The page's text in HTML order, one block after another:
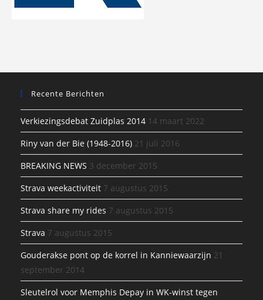
Recente Berichten
Verkiezingsdebat Zuidplas 2014 14 maart 2022
Riny van der Bie (1948-2016) 21 juli 2016
BREAKING NEWS 3 december 2015
Strava weekactiviteit 7 augustus 2015
Strava share my rides 7 augustus 2015
Strava 7 augustus 2015
Gouderakse pont op de korrel in Kanniewaarzijn 21
september 2014
Sleutelrol voor Memphis Depay in WK-winst tegen